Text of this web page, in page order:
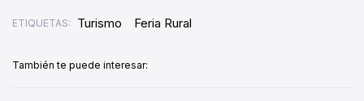
ETIQUETAS: Turismo Feria Rural
También te puede interesar: